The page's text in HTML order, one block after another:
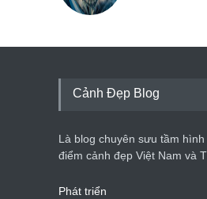
Cảnh Đẹp Blog
Là blog chuyên sưu tầm
điểm cảnh đẹp Việt Nam và
Phát triển